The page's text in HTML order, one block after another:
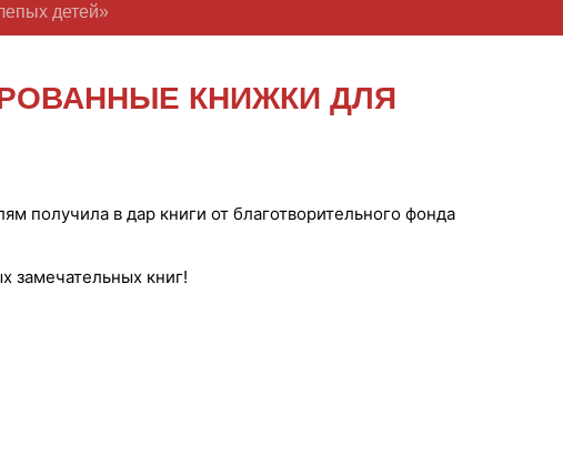
детей»
КНИЖКИ ДЛЯ
получила в дар книги от благотворительного фонда
замечательных книг!